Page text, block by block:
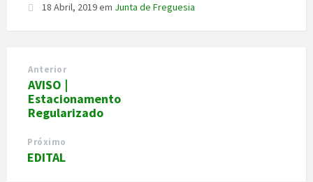
18 Abril, 2019em Junta de Freguesia
Anterior
AVISO |
Estacionamento
Regularizado
Próximo
EDITAL